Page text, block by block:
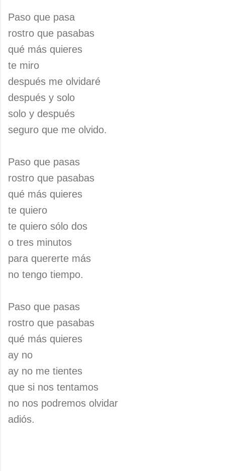
Paso que pasa
rostro que pasabas
qué más quieres
te miro
después me olvidaré
después y solo
solo y después
seguro que me olvido.
Paso que pasas
rostro que pasabas
qué más quieres
te quiero
te quiero sólo dos
o tres minutos
para quererte más
no tengo tiempo.
Paso que pasas
rostro que pasabas
qué más quieres
ay no
ay no me tientes
que si nos tentamos
no nos podremos olvidar
adiós.